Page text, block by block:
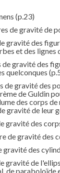
(p.23)
de gravité de
gravité des
et des lignes
de gravité des
quelconques
de gravité des
de Guldin
des corps
gravité de leur
gravité des
de gravité des
gravité des
gravité de
de paraboloïde